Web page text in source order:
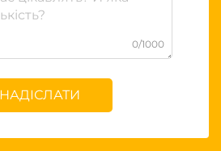
0/1000
НАДІСЛАТИ